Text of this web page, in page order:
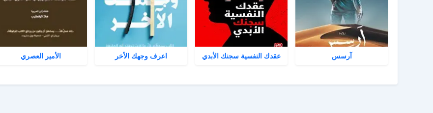
آرسس عقدك النفسية سجنك الأبدي اعرف وجهك الأخر الأمير العصري